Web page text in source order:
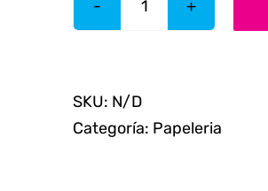
SKU: N/D
Categoría: Papeleria